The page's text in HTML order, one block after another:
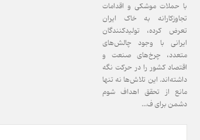
با حملات موشکی و اقدامات
تجاوزکارانه به خاک ایران
تعرض کرده، تولیدکنندگان
ایرانی با وجود چالش‌های
متعدد، چرخ‌های صنعت و
اقتصاد کشور را در حرکت نگه
داشته‌اند. این تلاش‌ها نه تنها
مانع از تحقق اهداف شوم
دشمن برای ف...